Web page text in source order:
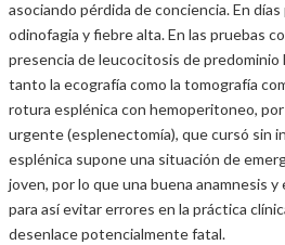
asociando pérdida de conciencia. En
odinofagia y fiebre alta. En las pruebas
presencia de leucocitosis de
tanto la ecografía como la tomografía
rotura esplénica con hemoperitoneo,
urgente (esplenectomía), que cursó sin
esplénica supone una situación de
joven, por lo que una buena anamnesis
para así evitar errores en la práctica
desenlace potencialmente fatal.